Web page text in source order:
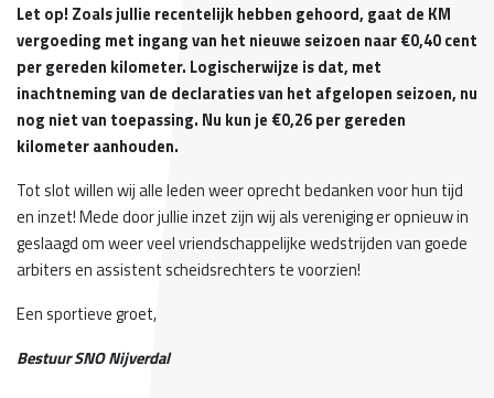
Let op! Zoals jullie recentelijk hebben gehoord, gaat de KM
vergoeding met ingang van het nieuwe seizoen naar €0,40 cent
per gereden kilometer. Logischerwijze is dat, met
inachtneming van de declaraties van het afgelopen seizoen, nu
nog niet van toepassing. Nu kun je €0,26 per gereden
kilometer aanhouden.
Tot slot willen wij alle leden weer oprecht bedanken voor hun tijd
en inzet! Mede door jullie inzet zijn wij als vereniging er opnieuw in
geslaagd om weer veel vriendschappelijke wedstrijden van goede
arbiters en assistent scheidsrechters te voorzien!
Een sportieve groet,
Bestuur SNO Nijverdal